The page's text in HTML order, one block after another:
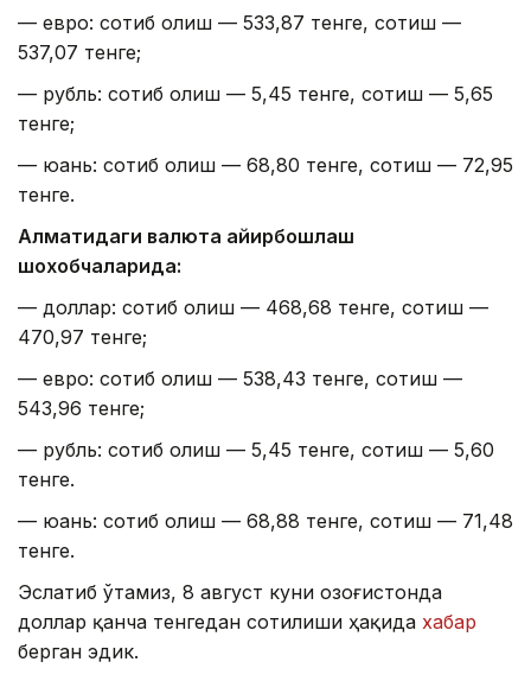
— евро: сотиб олиш — 533,87 тенге, сотиш —
537,07 тенге;
— рубль: сотиб олиш — 5,45 тенге, сотиш — 5,65
тенге;
— юань: сотиб олиш — 68,80 тенге, сотиш — 72,95
тенге.
Алматидаги валюта айирбошлаш
шохобчаларида:
— доллар: сотиб олиш — 468,68 тенге, сотиш —
470,97 тенге;
— евро: сотиб олиш — 538,43 тенге, сотиш —
543,96 тенге;
— рубль: сотиб олиш — 5,45 тенге, сотиш — 5,60
тенге.
— юань: сотиб олиш — 68,88 тенге, сотиш — 71,48
тенге.
Эслатиб ўтамиз, 8 август куни Қозоғистонда
доллар қанча тенгедан сотилиши ҳақида хабар
берган эдик.